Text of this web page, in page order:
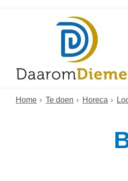
Home Te doen Horeca